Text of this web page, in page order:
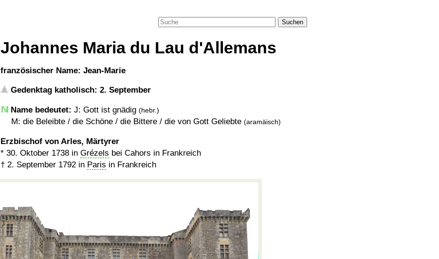
Suchen
Johannes Maria du Lau d'Allemans
französischer Name: Jean-Marie
Gedenktag katholisch: 2. September
Name bedeutet: J: Gott ist gnädig (hebr.)
M: die Beleibte / die Schöne / die Bittere / die von Gott Geliebte (aramäisch)
Erzbischof von Arles, Märtyrer
* 30. Oktober 1738 in Grézels bei Cahors in Frankreich
† 2. September 1792 in Paris in Frankreich